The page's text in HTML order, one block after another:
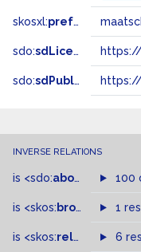
skosxl:prefLabel
sdo:sdLicense
sdo:sdPublisher
INVERSE RELATIONS
is <sdo:about of 100
is <skos: broader > of
1
is <skos:related > of
6